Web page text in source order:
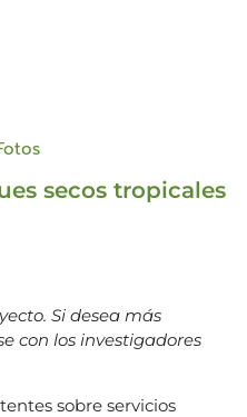
secos tropicales
Si desea más
con los investigadores
sobre servicios